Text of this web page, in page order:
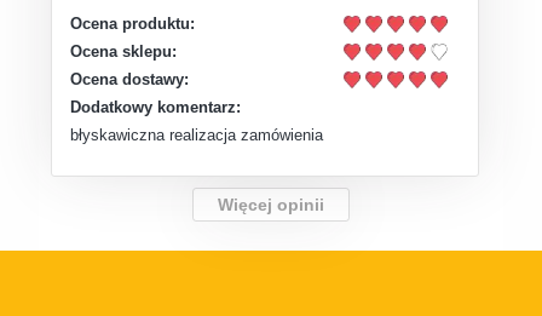
Ocena produktu:
Ocena sklepu:
Ocena dostawy:
Dodatkowy komentarz:
błyskawiczna realizacja zamówienia
Więcej opinii